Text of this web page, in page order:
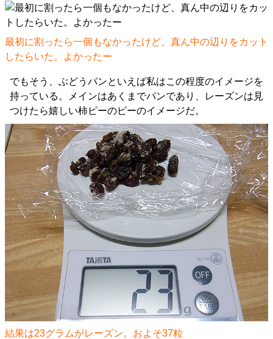
最初に割ったら一個もなかったけど、真ん中の辺りをカット
したらいた。よかったー
でもそう、ぶどうパンといえば私はこの程度のイメージを
持っている。メインはあくまでパンであり、レーズンは見
つけたら嬉しい柿ピーのピーのイメージだ。
結果は23グラムがレーズン。およそ37粒